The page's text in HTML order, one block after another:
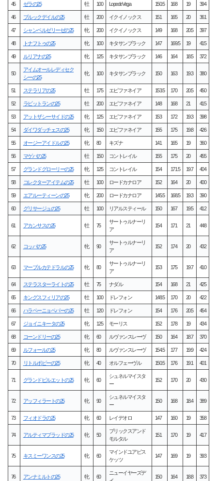
45 ゼラの25 牡 100 Lope de Vega 150.5 168 19 394
46 ブルックデイルの25 牡 200 イクイノックス 151 165 20 361
47 シャンペルゼリーゼの25 牝 200 イクイノックス 149 168 20.5 397
48 トナフトゥの25 牝 100 キタサンブラック 147 169.5 19 415
49 ルリアナの25 牝 125 キタサンブラック 146 164 18.5 372
50
アイムオールレディセク
シーの25
牝 100 キタサンブラック 150 163 19.3 380
51 ステラリアの25 牡 175 エピファネイア 153.5 170 20.5 450
52 ラビットランの25 牡 200 エピファネイア 148 168 21 415
53 アットザシーサイドの25 牝 125 エピファネイア 153 172 19.3 398
54 ダイワダッチェスの25 牝 150 エピファネイア 155 175 19.8 426
55 オージーアイドルの25 牝 80 キズナ 141 165 19 360
56 マゲバの25 牡 150 コントレイル 155 175 20 455
57 グランドグローリーの25 牝 125 コントレイル 154 171.5 19.7 404
58 コレクターアイテムの25 牡 100 ロードカナロア 152 164 20 400
59 エアルーティーンの25 牝 200 ロードカナロア 145.5 168.5 19.3 390
60 グリサージュの25 牡 100 リアルスティール 150 167 19.5 412
61 アカンサスの25 牡 75
サートゥルナーリ
ア
154 171 21 448
62 コッパの25 牝 90
サートゥルナーリ
ア
152 174 20 432
63 マーブルカテドラルの25 牝 80
サートゥルナーリ
ア
153 175 19.7 410
64 ステラスターライトの25 牡 75 ナダル 154 168 21 425
65 キングスフィリアの25 牡 100 ドレフォン 148.5 170 20 422
66 ハラペーニョペパーの25 牡 120 ドレフォン 154 176 20.5 454
67 ジョイニキータの25 牝 125 モーリス 152 178 19 434
68 コーンドリーの25 牝 60 ルヴァンスレーヴ 150 164 18.7 370
69 ルフォールの25 牝 80 ルヴァンスレーヴ 154.5 177 19.9 424
70 リトルポピーの25 牝 40 オルフェーヴル 150.5 176 19.1 401
71 グランドピルエットの25 牝 60
シュネルマイスタ
ー
152 170 20 430
72 アッフィラートの25 牝 90
シュネルマイスタ
ー
150 168 18.4 389
73 フィオドラの25 牝 60 レイデオロ 147 160 19 358
74 アルティマブラッドの25 牝 50
ブリックスアンド
モルタル
151 170 19 417
75 キスミーワンスの25 牝 60
マインドユアビス
ケッツ
147 169 19 393
76 アンナミルトの25 牝 60
ニューイヤーズデ
150 164 18.8 373